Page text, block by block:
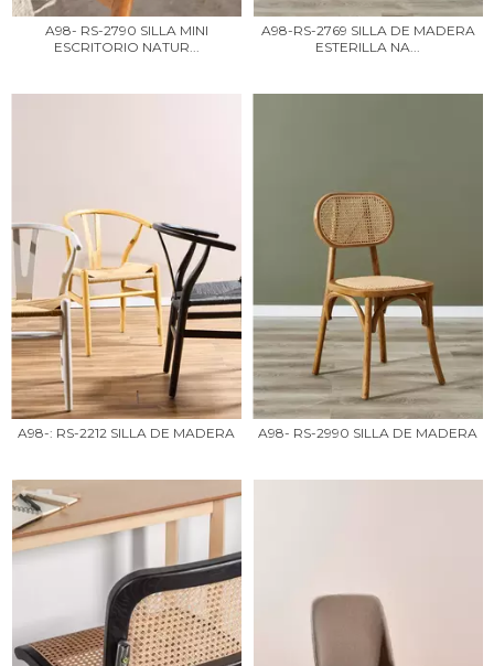
A98- RS-2790 SILLA MINI
ESCRITORIO NATUR...
A98-RS-2769 SILLA DE MADERA
ESTERILLA NA...
A98-: RS-2212 SILLA DE MADERA A98- RS-2990 SILLA DE MADERA